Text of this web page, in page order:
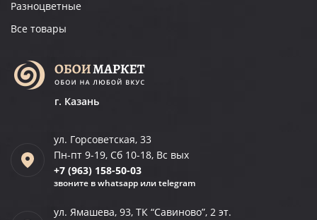
Разноцветные
Все товары
г. Казань
ул. Горсоветская, 33
Пн-пт 9-19, Сб 10-18, Вс вых
+7 (963) 158-50-03
звоните в whatsapp или telegram
ул. Ямашева, 93, ТК “Савиново”, 2 эт.